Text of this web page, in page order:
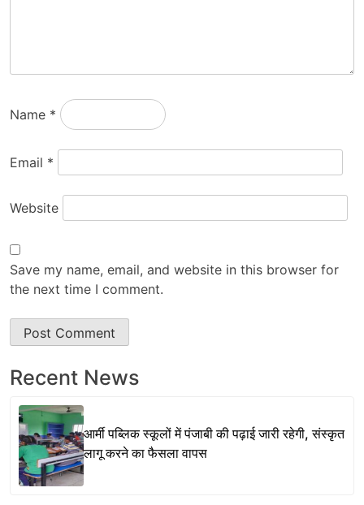
Name *
Email *
Website
Save my name, email, and website in this browser for
the next time I comment.
Recent News
आर्मी पब्लिक स्कूलों में पंजाबी की पढ़ाई जारी रहेगी, संस्कृत
लागू करने का फैसला वापस